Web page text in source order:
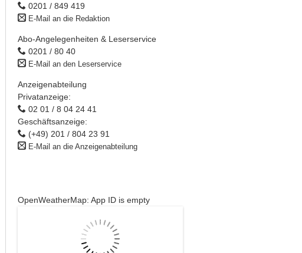
0201 / 849 419
E-Mail an die Redaktion
Abo-Angelegenheiten & Leserservice
0201 / 80 40
E-Mail an den Leserservice
Anzeigenabteilung
Privatanzeige:
02 01 / 8 04 24 41
Geschäftsanzeige:
(+49) 201 / 804 23 91
E-Mail an die Anzeigenabteilung
OpenWeatherMap: App ID is empty